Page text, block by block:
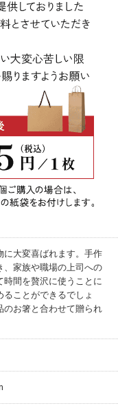
に大変喜ばれます。手作
、家族や職場の上司への
間を贅沢に使うことに
ことができるでしょ
のお箸と合わせて贈られ